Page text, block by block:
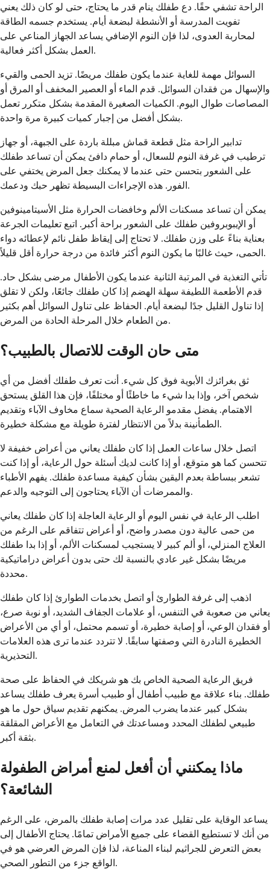
الراحة تشفي حقًا. دع طفلك ينام قدر ما يحتاج، حتى لو كان ذلك يعني
تفويت المدرسة أو الأنشطة لبضعة أيام. يستخدم جسمه الطاقة
لمحاربة العدوى، لذا فإن النوم الإضافي يساعد الجهاز المناعي على
العمل بشكل أكثر فعالية.
السوائل مهمة للغاية عندما يكون طفلك مريضًا. تزيد الحمى والقيء
والإسهال من فقدان السوائل. قدم الماء أو العصير المخفف أو المرق أو
المصاصات طوال اليوم. الكميات الصغيرة المقدمة بشكل متكرر تعمل
بشكل أفضل من إجبار كميات كبيرة مرة واحدة.
تدابير الراحة مثل قطعة قماش مبللة باردة على الجبهة، أو جهاز
ترطيب في غرفة النوم للسعال، أو حمام دافئ يمكن أن تساعد طفلك
على الشعور بتحسن حتى عندما لا يمكنك جعل المرض يختفي على
الفور. هذه الإجراءات البسيطة تظهر حبك ودعمك.
يمكن أن تساعد مسكنات الألم وخافضات الحرارة مثل الأسيتامينوفين
أو الإيبوبروفين طفلك على الشعور براحة أكبر. اتبع تعليمات الجرعة
بعناية بناءً على وزن طفلك. لا تحتاج إلى إيقاظ طفل نائم لإعطائه دواء
الحمى، حيث غالبًا ما يكون النوم أكثر فائدة من درجة حرارة أقل قليلاً.
تأتي التغذية في المرتبة الثانية عندما يكون الأطفال مرضى بشكل حاد.
قدم الأطعمة اللطيفة سهلة الهضم إذا كان طفلك جائعًا، ولكن لا تقلق
إذا تناول القليل جدًا لبضعة أيام. الحفاظ على تناول السوائل أهم بكثير
من الطعام خلال المرحلة الحادة من المرض.
متى حان الوقت للاتصال بالطبيب؟
ثق بغرائزك الأبوية فوق كل شيء. أنت تعرف طفلك أفضل من أي
شخص آخر، وإذا بدا شيء ما خاطئًا أو مختلفًا، فإن هذا القلق يستحق
الاهتمام. يفضل مقدمو الرعاية الصحية سماع مخاوف الآباء وتقديم
الطمأنينة بدلاً من الانتظار لفترة طويلة مع مشكلة خطيرة.
اتصل خلال ساعات العمل إذا كان طفلك يعاني من أعراض خفيفة لا
تتحسن كما هو متوقع، أو إذا كانت لديك أسئلة حول الرعاية، أو إذا كنت
تشعر ببساطة بعدم اليقين بشأن كيفية مساعدة طفلك. يفهم الأطباء
والممرضات أن الآباء يحتاجون إلى التوجيه والدعم.
اطلب الرعاية في نفس اليوم أو الرعاية العاجلة إذا كان طفلك يعاني
من حمى عالية دون مصدر واضح، أو أعراض تتفاقم على الرغم من
العلاج المنزلي، أو ألم كبير لا يستجيب لمسكنات الألم، أو إذا بدا طفلك
مريضًا بشكل غير عادي بالنسبة لك حتى بدون أعراض دراماتيكية
محددة.
اذهب إلى غرفة الطوارئ أو اتصل بخدمات الطوارئ إذا كان طفلك
يعاني من صعوبة في التنفس، أو علامات الجفاف الشديد، أو نوبة صرع،
أو فقدان الوعي، أو إصابة خطيرة، أو تسمم محتمل، أو أي من الأعراض
الخطيرة النادرة التي وصفتها سابقًا. لا تتردد عندما ترى هذه العلامات
التحذيرية.
فريق الرعاية الصحية الخاص بك هو شريكك في الحفاظ على صحة
طفلك. بناء علاقة مع طبيب أطفال أو طبيب أسرة يعرف طفلك يساعد
بشكل كبير عندما يضرب المرض. يمكنهم تقديم سياق حول ما هو
طبيعي لطفلك المحدد ومساعدتك في التعامل مع الأعراض المقلقة
بثقة أكبر.
ماذا يمكنني أن أفعل لمنع أمراض الطفولة
الشائعة؟
يساعد الوقاية على تقليل عدد مرات إصابة طفلك بالمرض، على الرغم
من أنك لا تستطيع القضاء على جميع الأمراض تمامًا. يحتاج الأطفال إلى
بعض التعرض للجراثيم لبناء المناعة، لذا فإن المرض العرضي هو في
الواقع جزء من التطور الصحي.